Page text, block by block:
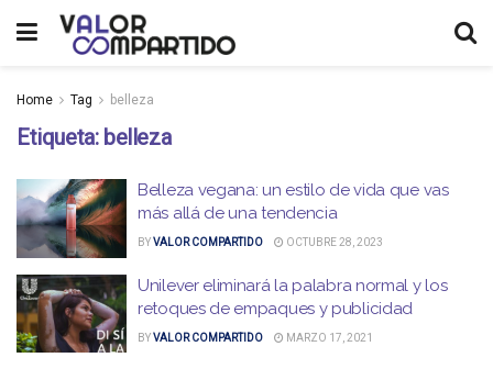
Home Tag belleza
Etiqueta: belleza
Belleza vegana: un estilo de vida que vas
más allá de una tendencia
BYVALOR COMPARTIDO OCTUBRE 28, 2023
Unilever eliminará la palabra normal y los
retoques de empaques y publicidad
BYVALOR COMPARTIDO MARZO 17, 2021